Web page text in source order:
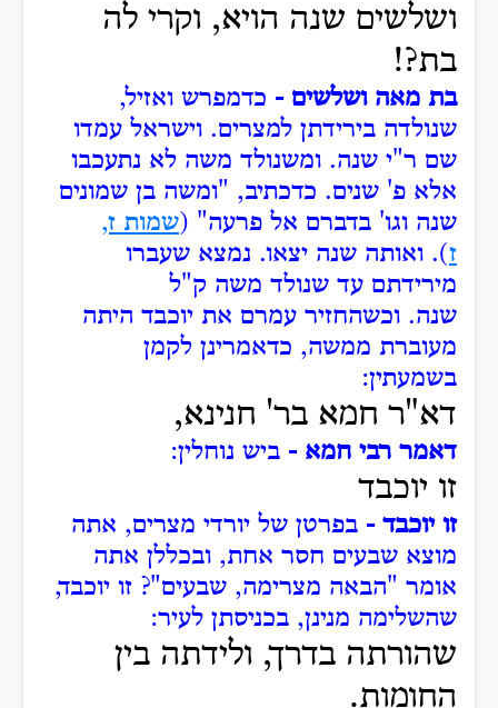
ושלשים שנה הויא, וקרי לה
בת?!
בת מאה ושלשים - כדמפרש ואזיל,
שנולדה בירידתן למצרים. וישראל עמדו
שם ר"י שנה. ומשנולד משה לא נתעכבו
אלא פ' שנים. כדכתיב, "ומשה בן שמונים
שנה וגו' בדברם אל פרעה" (שמות ז,
ז). ואותה שנה יצאו. נמצא שעברו
מירידתם עד שנולד משה ק"ל
שנה. וכשהחזיר עמרם את יוכבד היתה
מעוברת ממשה, כדאמרינן לקמן
בשמעתין:
דא"ר חמא בר' חנינא,
דאמר רבי חמא - ביש נוחלין:
זו יוכבד
זו יוכבד - בפרטן של יורדי מצרים, אתה
מוצא שבעים חסר אחת, ובכללן אתה
אומר "הבאה מצרימה, שבעים"? זו יוכבד,
שהשלימה מנינן, בכניסתן לעיר:
שהורתה בדרך, ולידתה בין
החומות.